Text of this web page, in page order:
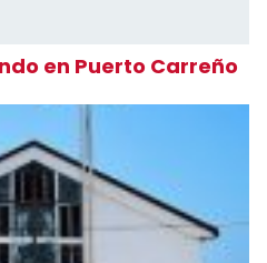
en Puerto Carreño